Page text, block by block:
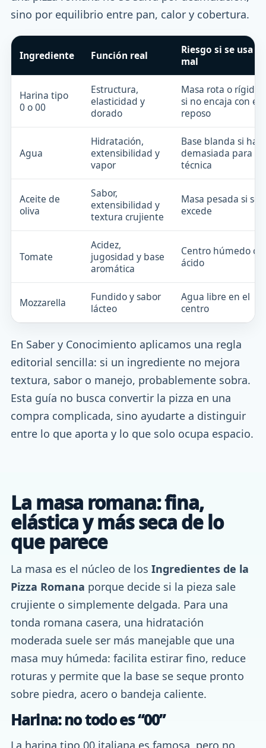
sino por equilibrio entre pan, calor y cobertura.
Ingrediente Función real
Riesgo si se usa
mal
Harina tipo
0 o 00
Estructura,
elasticidad y
dorado
Masa rota o rígida
si no encaja con el
reposo
Agua
Hidratación,
extensibilidad y
vapor
Base blanda si hay
demasiada para tu
técnica
Aceite de
oliva
Sabor,
extensibilidad y
textura crujiente
Masa pesada si se
excede
Tomate
Acidez,
jugosidad y base
aromática
Centro húmedo o
ácido
Mozzarella
Fundido y sabor
lácteo
Agua libre en el
centro
En Saber y Conocimiento aplicamos una regla
editorial sencilla: si un ingrediente no mejora
textura, sabor o manejo, probablemente sobra.
Esta guía no busca convertir la pizza en una
compra complicada, sino ayudarte a distinguir
entre lo que aporta y lo que solo ocupa espacio.
La masa romana: fina,
elástica y más seca de lo
que parece
La masa es el núcleo de los Ingredientes de la
Pizza Romana porque decide si la pieza sale
crujiente o simplemente delgada. Para una
tonda romana casera, una hidratación
moderada suele ser más manejable que una
masa muy húmeda: facilita estirar fino, reduce
roturas y permite que la base se seque pronto
sobre piedra, acero o bandeja caliente.
Harina: no todo es “00”
La harina tipo 00 italiana es famosa, pero no